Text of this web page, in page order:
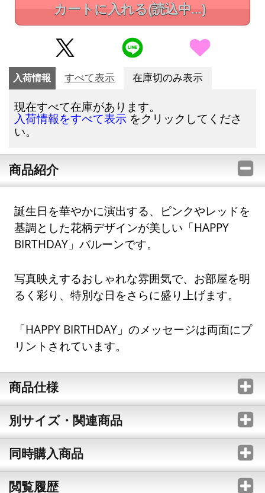
カートに入れる(読込中...)
入荷情報 すべて表示 在庫切のみ表示
現在すべて在庫があります。
入荷情報をすべて表示 をクリックしてくださ
い。
商品紹介
誕生日を華やかに演出する、ピンクやレッドを
基調とした花柄デザインが美しい「HAPPY
BIRTHDAY」バルーンです。
写真映えするおしゃれな雰囲気で、お部屋を明
るく彩り、特別な日をさらに盛り上げます。
「HAPPY BIRTHDAY」のメッセージは両面にプ
リントされています。
商品仕様
別サイズ・関連商品
同時購入商品
閲覧履歴